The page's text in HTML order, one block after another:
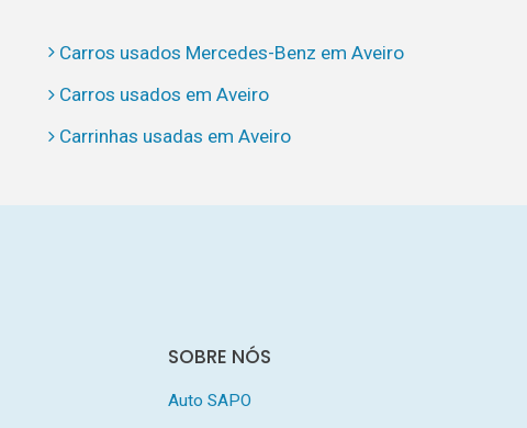
Carros usados Mercedes-Benz em Aveiro
Carros usados em Aveiro
Carrinhas usadas em Aveiro
SOBRE NÓS
Auto SAPO